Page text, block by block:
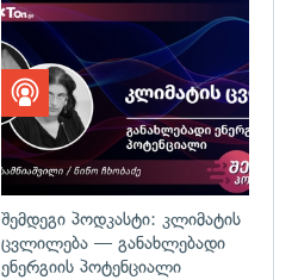
შემდეგი პოდკასტი: კლიმატის
ცვლილება — განახლებადი
ენერგიის პოტენციალი